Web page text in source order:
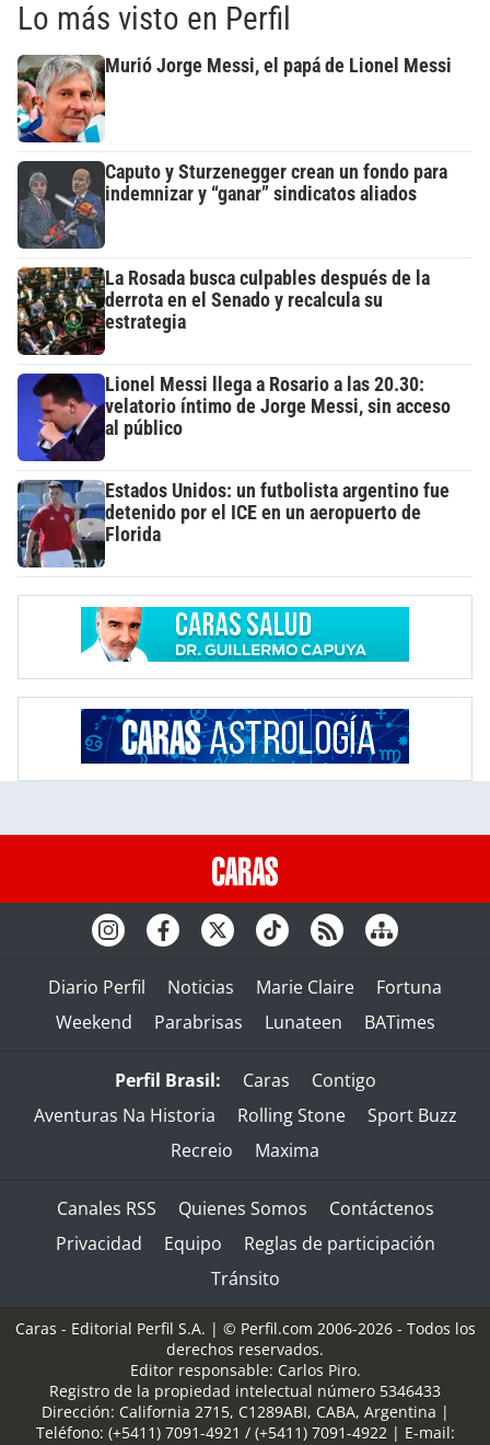
Lo más visto en Perfil
Murió Jorge Messi, el papá de Lionel Messi
Caputo y Sturzenegger crean un fondo para
indemnizar y “ganar” sindicatos aliados
La Rosada busca culpables después de la
derrota en el Senado y recalcula su
estrategia
Lionel Messi llega a Rosario a las 20.30:
velatorio íntimo de Jorge Messi, sin acceso
al público
Estados Unidos: un futbolista argentino fue
detenido por el ICE en un aeropuerto de
Florida
Diario Perfil Noticias Marie Claire
Fortuna
Weekend
Parabrisas Lunateen BATimes
Perfil Brasil: Caras
Contigo
Aventuras Na Historia
Rolling Stone
Sport Buzz
Recreio
Maxima
Canales RSS Quienes Somos
Contáctenos
Privacidad
Equipo
Reglas de participación
Tránsito
Caras - Editorial Perfil S.A. | © Perfil.com 2006-2026 - Todos los
derechos reservados.
Editor responsable: Carlos Piro.
Registro de la propiedad intelectual número 5346433
Dirección: California 2715, C1289ABI, CABA, Argentina |
Teléfono: (+5411) 7091-4921 / (+5411) 7091-4922| E-mail: